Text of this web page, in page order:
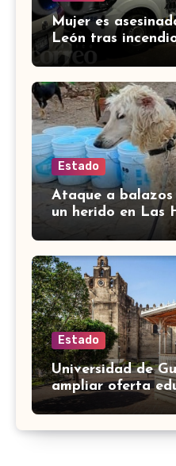
Mujer es
León tras
con bombas
Estado
Ataque a
un herido en Las
Estado
Universidad de
ampliar oferta
para cubrir